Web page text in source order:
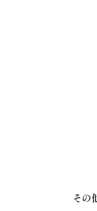
その